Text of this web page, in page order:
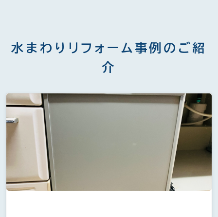
水まわりリフォーム事例のご紹
介